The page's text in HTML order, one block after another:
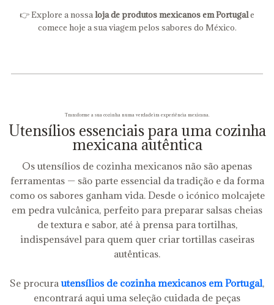
👉 Explore a nossaloja de produtos mexicanos em Portugale
comece hoje a sua viagem pelos sabores do México.
Transforme a sua cozinha numa verdadeira experiência mexicana.
Utensílios essenciais para uma cozinha
mexicana autêntica
Os utensílios de cozinha mexicanos não são apenas
ferramentas — são parte essencial da tradição e da forma
como os sabores ganham vida. Desde o icónico molcajete
em pedra vulcânica, perfeito para preparar salsas cheias
de textura e sabor, até à prensa para tortilhas,
indispensável para quem quer criar tortillas caseiras
autênticas.
Se procurautensílios de cozinha mexicanos em Portugal,
encontrará aqui uma seleção cuidada de peças